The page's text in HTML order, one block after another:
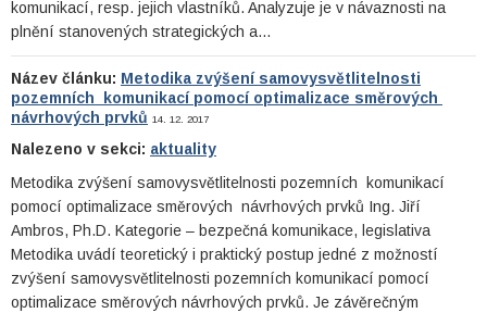
komunikací, resp. jejich vlastníků. Analyzuje je v návaznosti na
plnění stanovených strategických a…
Název článku: Metodika zvýšení samovysvětlitelnosti
pozemních komunikací pomocí optimalizace směrových
návrhových prvků 14. 12. 2017
Nalezeno v sekci: aktuality
Metodika zvýšení samovysvětlitelnosti pozemních komunikací
pomocí optimalizace směrových návrhových prvků Ing. Jiří
Ambros, Ph.D. Kategorie – bezpečná komunikace, legislativa
Metodika uvádí teoretický i praktický postup jedné z možností
zvýšení samovysvětlitelnosti pozemních komunikací pomocí
optimalizace směrových návrhových prvků. Je závěrečným